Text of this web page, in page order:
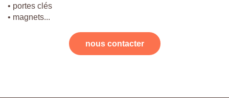
• portes clés
• magnets...
nous contacter